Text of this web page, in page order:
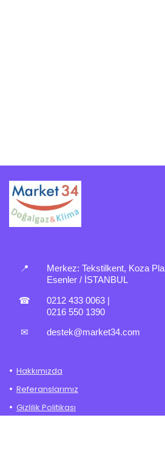
📍 Merkez: Tekstilkent, Koza
Esenler / İSTANBUL
☎ 0212 433 0063
0216 550 1390
✉ destek@market34.com
Hakkımızda
Referanslarımız
Gizlilik Politikası